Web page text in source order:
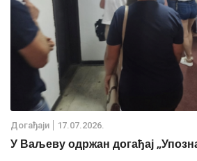
Дoгађаjи 17.07.2026.
У Ваљеву одржан догађај